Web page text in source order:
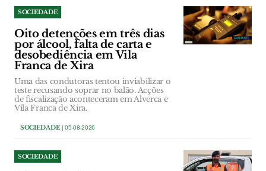
SOCIEDADE
Oito detenções em três dias
por álcool, falta de carta e
desobediência em Vila
Franca de Xira
Uma das condutoras tentou inviabilizar o
teste recusando soprar no balão. Acções
de fiscalização aconteceram em Alverca e
Vila Franca de Xira.
SOCIEDADE| 05-08-2026
SOCIEDADE